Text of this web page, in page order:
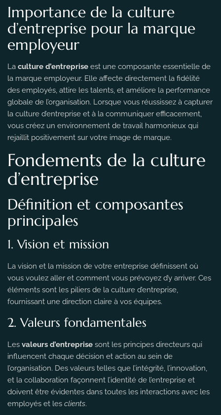
Importance de la culture
d’entreprise pour la marque
employeur
La culture d’entreprise est une composante essentielle de
la marque employeur. Elle affecte directement la fidélité
des employés, attire les talents, et améliore la performance
globale de l’organisation. Lorsque vous réussissez à capturer
la culture d’entreprise et à la communiquer efficacement,
vous créez un environnement de travail harmonieux qui
rejaillit positivement sur votre image de marque.
Fondements de la culture
d’entreprise
Définition et composantes
principales
1. Vision et mission
La vision et la mission de votre entreprise définissent où
vous voulez aller et comment vous prévoyez d’y arriver. Ces
éléments sont les piliers de la culture d’entreprise,
fournissant une direction claire à vos équipes.
2. Valeurs fondamentales
Les valeurs d’entreprise sont les principes directeurs qui
influencent chaque décision et action au sein de
l’organisation. Des valeurs telles que l’intégrité, l’innovation,
et la collaboration façonnent l’identité de l’entreprise et
doivent être évidentes dans toutes les interactions avec les
employés et les clients.